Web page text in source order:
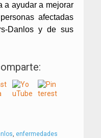
a ayudar a mejorar
afectadas
Danlos y de sus
, enfermedades